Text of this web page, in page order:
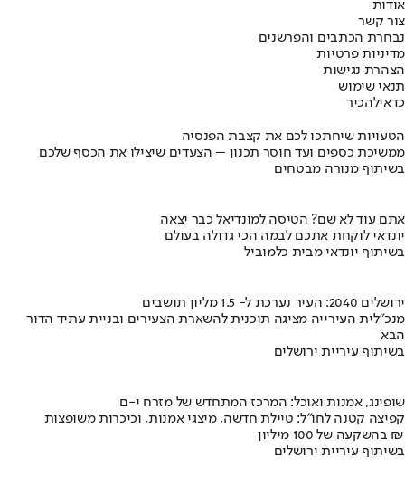
אודות
צור קשר
נבחרת הכתבים והפרשנים
מדיניות פרטיות
הצהרת נגישות
תנאי שימוש
כדאילהכיר
הטעויות שיחתכו לכם את קצבת הפנסיה
ממשיכת כספים ועד חוסר תכנון – הצעדים שיצילו את הכסף שלכם
בשיתוף מנורה מבטחים
אתם עוד לא שם? הטיסה למונדיאל כבר יצאה
יונדאי לוקחת אתכם לבמה הכי גדולה בעולם
בשיתוף יונדאי מבית כלמוביל
ירושלים 2040: העיר נערכת ל- 1.5 מליון תושבים
מנכ"לית העירייה מציגה תוכנית להשארת הצעירים ובניית עתיד הדור
הבא
בשיתוף עיריית ירושלים
שופינג, אמנות ואוכל: המרכז המתחדש של מזרח י-ם
קפיצה קטנה לחו"ל: טיילת חדשה, מיצגי אמנות, וכיכרות משופצות
בהשקעה של 100 מיליון ₪
בשיתוף עיריית ירושלים